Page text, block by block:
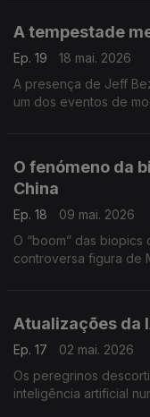
A tempestade
Ep. 19
18 mai. 2026
A presença de Jeff
um dos eventos de
O fenómeno da
China
Ep. 18
09 mai. 2026
O “boom” das biopics
controversa figura de
Atualizações da
Ep. 17
02 mai. 2026
Os peregrinos
inteligência artificial